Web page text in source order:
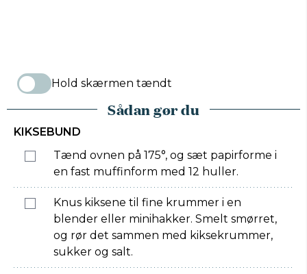
Hold skærmen tændt
Sådan gør du
KIKSEBUND
Tænd ovnen på 175°, og sæt papirforme i
en fast muffinform med 12 huller.
Knus kiksene til fine krummer i en
blender eller minihakker. Smelt smørret,
og rør det sammen med kiksekrummer,
sukker og salt.